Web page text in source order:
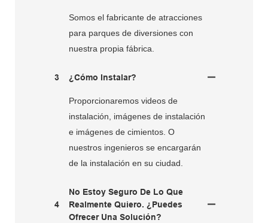
Somos el fabricante de atracciones
para parques de diversiones con
nuestra propia fábrica.
3 ¿Cómo Instalar?
Proporcionaremos videos de
instalación, imágenes de instalación
e imágenes de cimientos. O
nuestros ingenieros se encargarán
de la instalación en su ciudad.
4
No Estoy Seguro De Lo Que
Realmente Quiero. ¿Puedes
Ofrecer Una Solución?